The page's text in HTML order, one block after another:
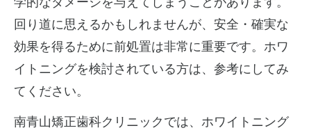
回り道に思えるかもしれませんが、安全・確実な
効果を得るために前処置は非常に重要です。ホワ
イトニングを検討されている方は、参考にしてみ
てください。
南青山矯正歯科クリニックでは、ホワイトニング